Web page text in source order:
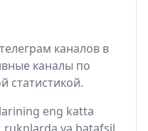
каналов в
каналы по
статистикой.
eng katta